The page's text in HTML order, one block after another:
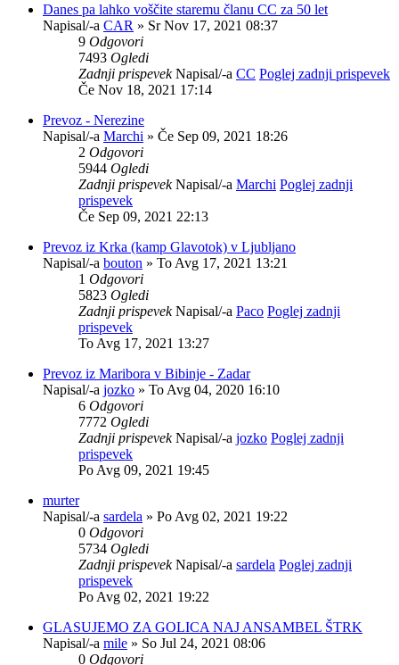
Danes pa lahko voščite staremu članu CC za 50 let
Napisal/-a CAR » Sr Nov 17, 2021 08:37
9 Odgovori
7493 Ogledi
Zadnji prispevekNapisal/-a CC Poglej zadnji prispevek
Če Nov 18, 2021 17:14
Prevoz - Nerezine
Napisal/-a Marchi » Če Sep 09, 2021 18:26
2 Odgovori
5944 Ogledi
Zadnji prispevekNapisal/-a Marchi Poglej zadnji
prispevek
Če Sep 09, 2021 22:13
Prevoz iz Krka (kamp Glavotok) v Ljubljano
Napisal/-a bouton » To Avg 17, 2021 13:21
1 Odgovori
5823 Ogledi
Zadnji prispevekNapisal/-a Paco Poglej zadnji
prispevek
To Avg 17, 2021 13:27
Prevoz iz Maribora v Bibinje - Zadar
Napisal/-a jozko » To Avg 04, 2020 16:10
6 Odgovori
7772 Ogledi
Zadnji prispevekNapisal/-a jozko Poglej zadnji
prispevek
Po Avg 09, 2021 19:45
murter
Napisal/-a sardela » Po Avg 02, 2021 19:22
0 Odgovori
5734 Ogledi
Zadnji prispevekNapisal/-a sardela Poglej zadnji
prispevek
Po Avg 02, 2021 19:22
GLASUJEMO ZA GOLICA NAJ ANSAMBEL ŠTRK
Napisal/-a mile » So Jul 24, 2021 08:06
0 Odgovori